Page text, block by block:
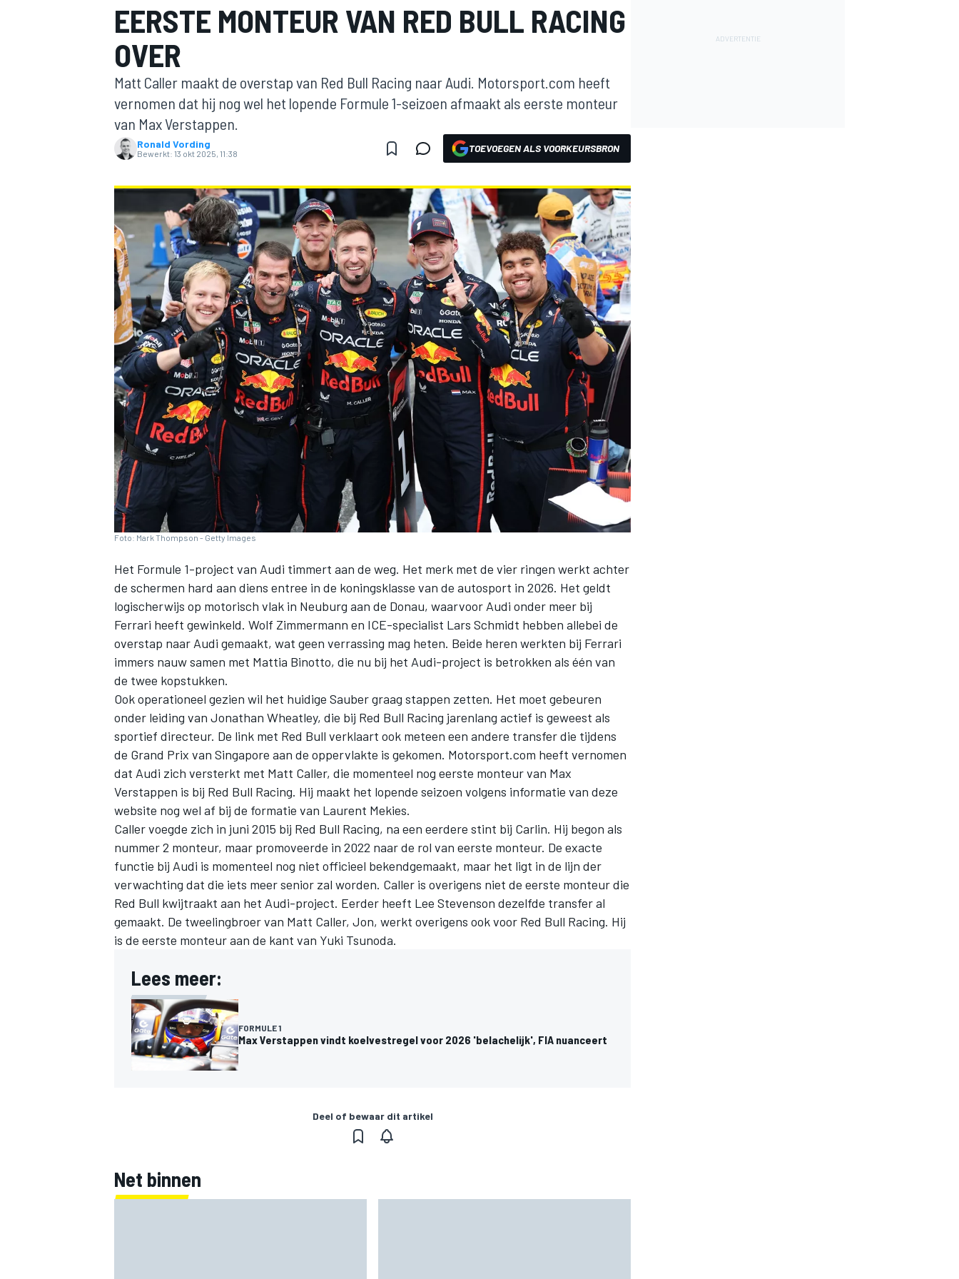
MOTOGP
INDYCAR
WEC DTM
EERSTE MONTEUR VAN RED BULL RACING
OVER
Matt Caller maakt de overstap van Red Bull Racing naar Audi. Motorsport.com heeft
vernomen dat hij nog wel het lopende Formule 1-seizoen afmaakt als eerste monteur
van Max Verstappen.
Ronald Vording
Bewerkt: 13 okt 2025, 11:38 TOEVOEGEN ALS VOORKEURSBRON
Foto: Mark Thompson - Getty Images
Het Formule 1-project van Audi timmert aan de weg. Het merk met de vier ringen werkt achter
de schermen hard aan diens entree in de koningsklasse van de autosport in 2026. Het geldt
logischerwijs op motorisch vlak in Neuburg aan de Donau, waarvoor Audi onder meer bij
Ferrari heeft gewinkeld. Wolf Zimmermann en ICE-specialist Lars Schmidt hebben allebei de
overstap naar Audi gemaakt, wat geen verrassing mag heten. Beide heren werkten bij Ferrari
immers nauw samen met Mattia Binotto, die nu bij het Audi-project is betrokken als één van
de twee kopstukken.
Ook operationeel gezien wil het huidige Saubergraag stappen zetten. Het moet gebeuren
onder leiding van Jonathan Wheatley, die bij Red Bull Racing jarenlang actief is geweest als
sportief directeur. De link met Red Bull verklaart ook meteen een andere transfer die tijdens
de Grand Prix van Singapore aan de oppervlakte is gekomen. Motorsport.com heeft vernomen
dat Audi zich versterkt met Matt Caller, die momenteel nog eerste monteur van Max
Verstappen is bij Red Bull Racing. Hij maakt het lopende seizoen volgens informatie van deze
website nog wel af bij de formatie van Laurent Mekies.
Caller voegde zich in juni 2015 bij Red Bull Racing, na een eerdere stint bij Carlin. Hij begon als
nummer 2 monteur, maar promoveerde in 2022 naar de rol van eerste monteur. De exacte
functie bij Audi is momenteel nog niet officieel bekendgemaakt, maar het ligt in de lijn der
verwachting dat die iets meer senior zal worden. Caller is overigens niet de eerste monteur die
Red Bull kwijtraakt aan het Audi-project. Eerder heeft Lee Stevenson dezelfde transfer al
gemaakt. De tweelingbroer van Matt Caller, Jon, werkt overigens ook voor Red Bull Racing. Hij
is de eerste monteur aan de kant van Yuki Tsunoda.
Lees meer:
FORMULE 1
Max Verstappen vindt koelvestregel voor 2026 'belachelijk', FIA nuanceert
Deel of bewaar dit artikel
Net binnen